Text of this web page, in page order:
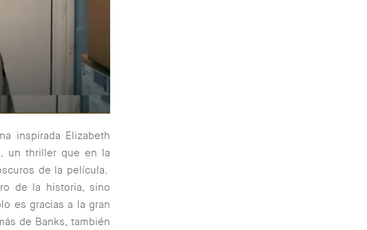
inspirada Elizabeth
un thriller que en la
de la película.
de la historia, sino
es gracias a la gran
de Banks, también